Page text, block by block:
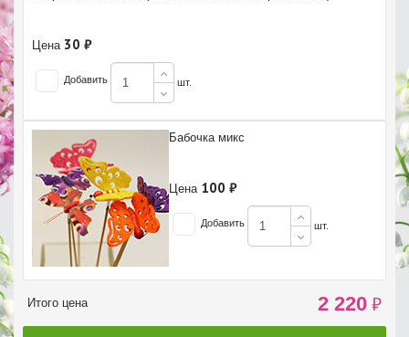
Цена 30 ₽
Добавить шт.
Бабочка микс
Цена 100 ₽
Добавить шт.
Итого цена 2 220 ₽